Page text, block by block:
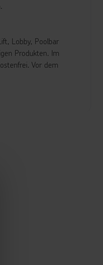
Lobby, Poolbar
Produkten. Im
Vor dem
im Hotel gegen